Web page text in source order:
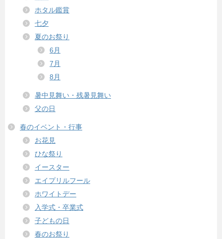
ホタル鑑賞
七夕
夏のお祭り
6月
7月
8月
暑中見舞い・残暑見舞い
父の日
春のイベント・行事
お花見
ひな祭り
イースター
エイプリルフール
ホワイトデー
入学式・卒業式
子どもの日
春のお祭り